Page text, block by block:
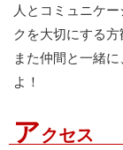
人とコミュニケ
クを大切にする方
また仲間と一緒
よ！
アクセス